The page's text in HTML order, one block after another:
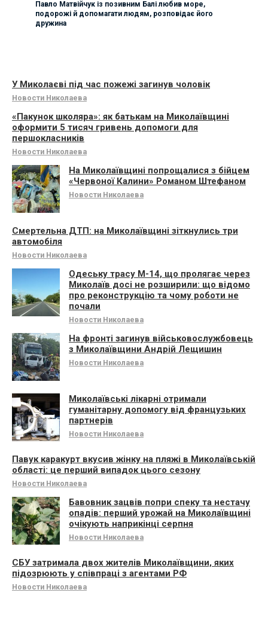
Павло Матвійчук із позивним Балі любив море,
подорожі й допомагати людям, розповідає його
дружина
У Миколаєві під час пожежі загинув чоловік
Новости Николаева
«Пакунок школяра»: як батькам на Миколаївщині
оформити 5 тисяч гривень допомоги для
першокласників
Новости Николаева
На Миколаївщині попрощалися з бійцем
«Червоної Калини» Романом Штефаном
Новости Николаева
Смертельна ДТП: на Миколаївщині зіткнулись три
автомобіля
Новости Николаева
Одеську трасу М-14, що пролягає через
Миколаїв досі не розширили: що відомо
про реконструкцію та чому роботи не
почали
Новости Николаева
На фронті загинув військовослужбовець
з Миколаївщини Андрій Лещишин
Новости Николаева
Миколаївські лікарні отримали
гуманітарну допомогу від французьких
партнерів
Новости Николаева
Павук каракурт вкусив жінку на пляжі в Миколаївській
області: це перший випадок цього сезону
Новости Николаева
Бавовник зацвів попри спеку та нестачу
опадів: перший урожай на Миколаївщині
очікують наприкінці серпня
Новости Николаева
СБУ затримала двох жителів Миколаївщини, яких
підозрюють у співпраці з агентами РФ
Новости Николаева